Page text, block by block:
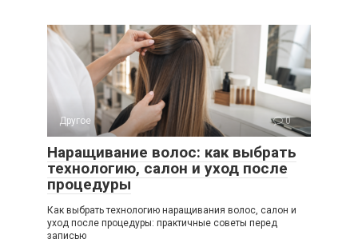
Другое 0
Наращивание волос: как выбрать
технологию, салон и уход после
процедуры
Как выбрать технологию наращивания волос, салон и
уход после процедуры: практичные советы перед
записью